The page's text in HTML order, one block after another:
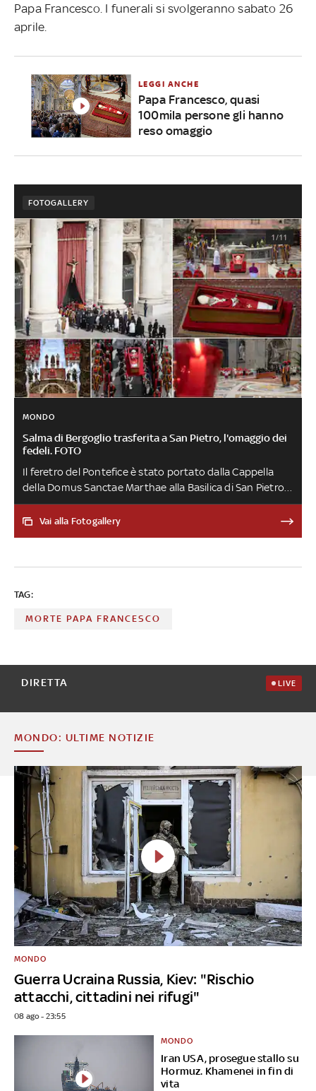
Papa Francesco. I funerali si svolgeranno sabato 26
aprile.
LEGGI ANCHE
Papa Francesco, quasi
100mila persone gli hanno
reso omaggio
FOTOGALLERY
1/11
MONDO
Salma di Bergoglio trasferita a San Pietro, l'omaggio dei
fedeli. FOTO
Il feretro del Pontefice è stato portato dalla Cappella
della Domus Sanctae Marthae alla Basilica di San Pietro
per l'omaggio dei fedeli, che sarà possibile fino a venerdì
25 aprile. Sono migliaia le persone in coda già nelle prime
svolgeranno sabato 26 aprile
Vai alla Fotogallery
TAG:
MORTE PAPA FRANCESCO
DIRETTA LIVE
MONDO: ULTIME NOTIZIE
Guerra Ucraina Russia, Kiev: "Rischio
attacchi, cittadini nei rifugi"
MONDO
08 ago - 23:55
Iran USA, prosegue stallo su
Hormuz. Khamenei in fin di
vita
MONDO